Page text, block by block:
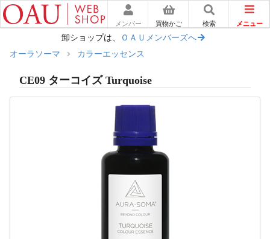
メンバー 買物かご 検索 メニュー
卸ショップは、
ＯＡＵメンバーズへ
オーラソーマ
カラーエッセンス
CE09 ターコイズ Turquoise